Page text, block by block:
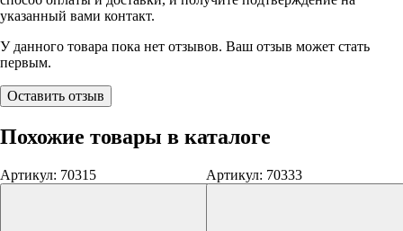
указанный вами контакт.
У данного товара пока нет отзывов. Ваш отзыв может стать
первым.
Оставить отзыв
Похожие товары в каталоге
Артикул: 70315 Артикул: 70333